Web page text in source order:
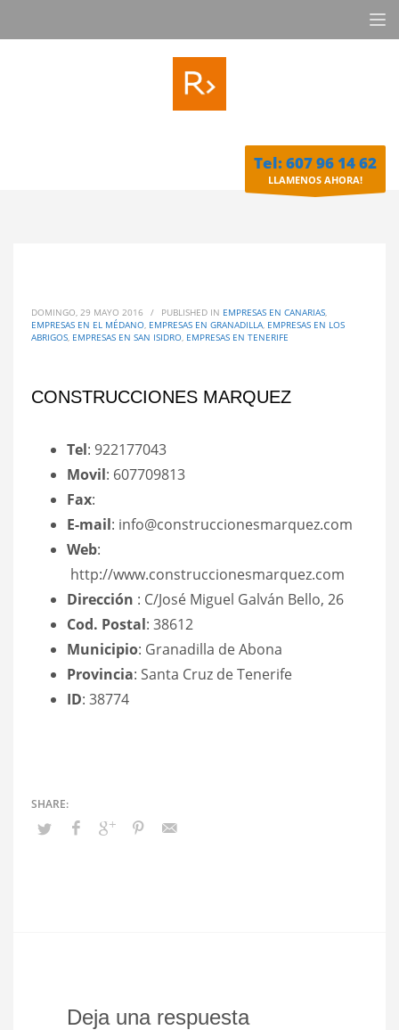
Tel: 607 96 14 62
LLAMENOS AHORA!
DOMINGO, 29 MAYO 2016 / PUBLISHED IN EMPRESAS EN CANARIAS,
EMPRESAS EN EL MÉDANO, EMPRESAS EN GRANADILLA, EMPRESAS EN LOS
ABRIGOS, EMPRESAS EN SAN ISIDRO, EMPRESAS EN TENERIFE
CONSTRUCCIONES MARQUEZ
Tel: 922177043
Movil: 607709813
Fax:
E-mail: info@construccionesmarquez.com
Web:
http://www.construccionesmarquez.com
Dirección : C/José Miguel Galván Bello, 26
Cod. Postal: 38612
Municipio: Granadilla de Abona
Provincia: Santa Cruz de Tenerife
ID: 38774
Deja una respuesta